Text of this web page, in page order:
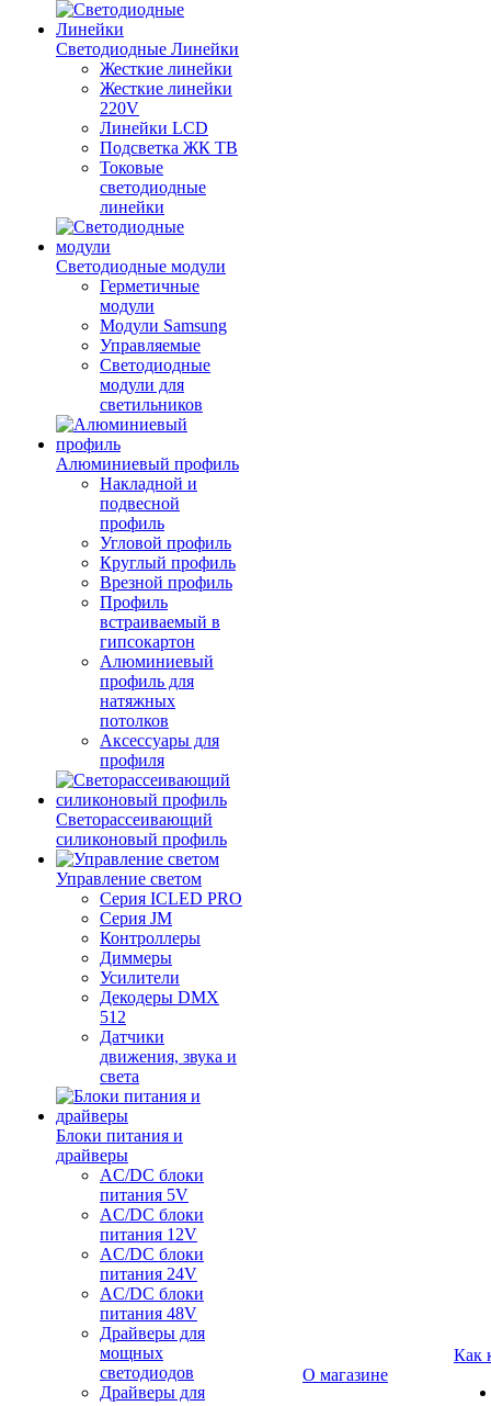
Светодиодные Линейки
Жесткие линейки
Жесткие линейки
220V
Линейки LCD
Подсветка ЖК ТВ
Токовые
светодиодные
линейки
Светодиодные модули
Герметичные
модули
Модули Samsung
Управляемые
Светодиодные
модули для
светильников
Алюминиевый профиль
Накладной и
подвесной
профиль
Угловой профиль
Круглый профиль
Врезной профиль
Профиль
встраиваемый в
гипсокартон
Алюминиевый
профиль для
натяжных
потолков
Аксессуары для
профиля
Светорассеивающий
силиконовый профиль
Управление светом
Серия ICLED PRO
Серия JM
Контроллеры
Диммеры
Усилители
Декодеры DMX
512
Датчики
движения, звука и
света
Блоки питания и
драйверы
AC/DC блоки
питания 5V
AC/DC блоки
питания 12V
AC/DC блоки
питания 24V
AC/DC блоки
питания 48V
Драйверы для
мощных
светодиодов
Драйверы для
О магазине
Как